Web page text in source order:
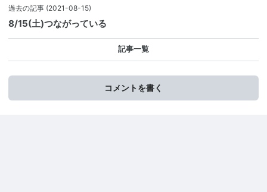
過去の記事 (2021-08-15)
8/15(土)つながっている
記事一覧
コメントを書く